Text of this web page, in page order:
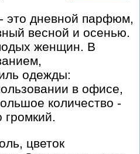
это дневной парфюм,
весной и осенью.
женщин. В
одежды:
в офисе,
количество -
цветок